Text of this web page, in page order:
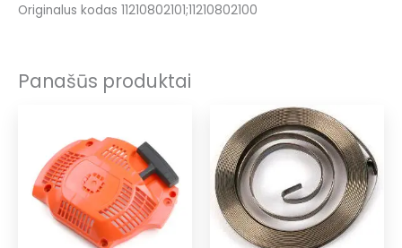
Originalus kodas 11210802101;11210802100
Panašūs produktai